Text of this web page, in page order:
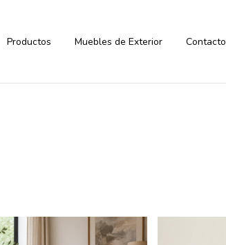
Productos Muebles de Exterior Contacto